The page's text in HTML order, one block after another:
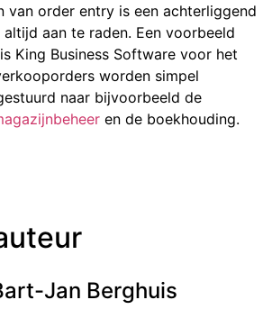
van order entry is een achterliggend
aan te raden. Een voorbeeld
King Business Software voor het
worden simpel
naar bijvoorbeeld de
en de boekhouding.
Jan Berghuis